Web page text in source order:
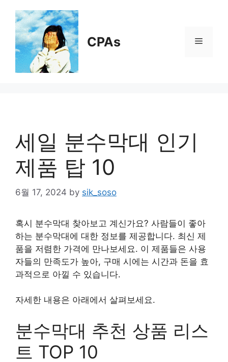
content
CPAs Menu
세일 분수막대 인기
제품 탑 10
6월 17, 2024 by sik_soso
혹시 분수막대 찾아보고 계신가요? 사람들이 좋아
하는 분수막대에 대한 정보를 제공합니다. 최신 제
품을 저렴한 가격에 만나보세요. 이 제품들은 사용
자들의 만족도가 높아, 구매 시에는 시간과 돈을 효
과적으로 아낄 수 있습니다.
자세한 내용은 아래에서 살펴보세요.
분수막대 추천 상품 리스
트 TOP 10